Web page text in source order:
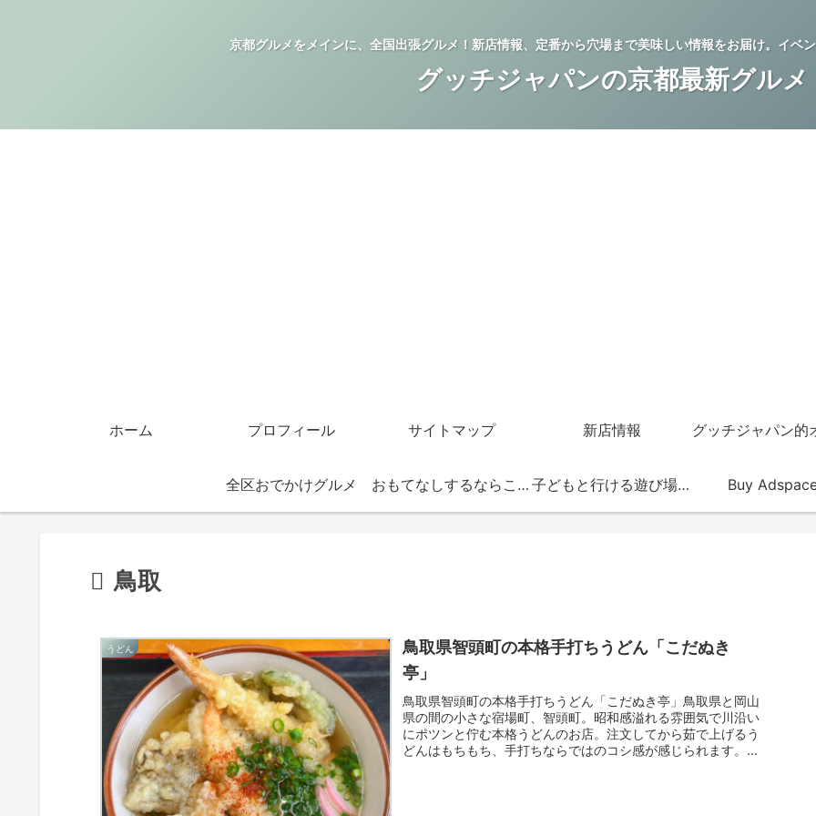
京都グルメをメインに、全国出張グルメ！新店情報、定番から穴場まで美味しい情報をお届け。イベ
グッチジャパンの京都最新グルメ
ホーム プロフィール サイトマップ 新店情報
全区おでかけグルメ おもてなしするならこの店 子どもと行ける遊び場・お店 Buy
鳥取
うどん
鳥取県智頭町の本格手打ちうどん「こだぬき
亭」
鳥取県智頭町の本格手打ちうどん「こだぬき亭」鳥取県と岡山
県の間の小さな宿場町、智頭町。昭和感溢れる雰囲気で川沿い
にポツンと佇む本格うどんのお店。注文してから茹で上げるう
どんはもちもち、手打ちならではのコシ感が感じられます。各